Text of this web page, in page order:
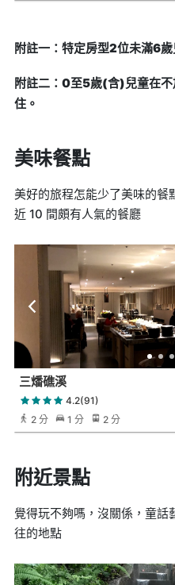
附註一：特定房型2位未滿6歲
附註二：0至5歲(含)兒童在
住。
美味餐點
美好的旅程怎能少了美味的餐
近 10 間頗有人氣的餐廳
三燔礁溪
4.2(91)
2 分
1 分 2 分
附近景點
覺得玩不夠嗎，沒關係，童
往的地點